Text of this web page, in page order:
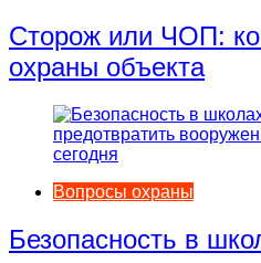
Сторож или ЧОП:
охраны объекта
Вопросы охраны
Безопасность в